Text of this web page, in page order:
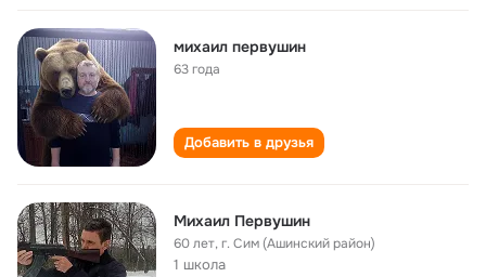
михаил первушин
63 года
Добавить в друзья
Михаил Первушин
60 лет,г. Сим (Ашинский район)
1 школа